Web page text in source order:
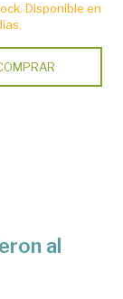
Disponible en
al